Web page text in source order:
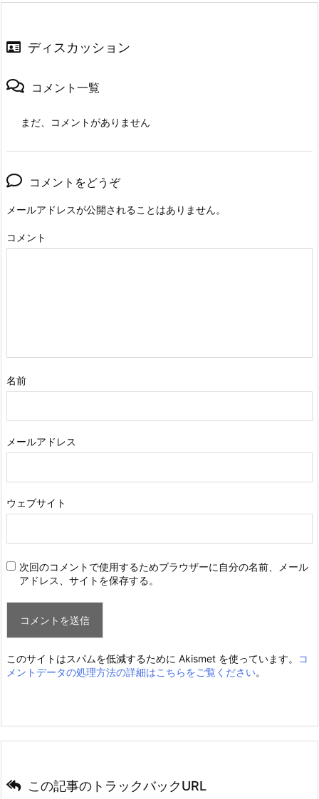
ディスカッション
コメント一覧
まだ、コメントがありません
コメントをどうぞ
メールアドレスが公開されることはありません。
コメント
名前
メールアドレス
ウェブサイト
次回のコメントで使用するためブラウザーに自分の名前、メール
アドレス、サイトを保存する。
このサイトはスパムを低減するために Akismet を使っています。
コ
メントデータの処理方法の詳細はこちらをご覧ください。
この記事のトラックバックURL